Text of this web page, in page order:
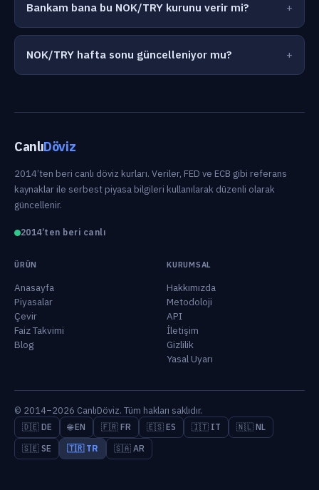
Bankam bana bu NOK/TRY kurunu verir mi?
NOK/TRY hafta sonu güncelleniyor mu?
CanlıDöviz
2014’ten beri canlı döviz kurları. Veriler, FED ve ECB gibi referans
kaynaklar ile serbest piyasa bilgileri kullanılarak düzenli olarak
güncellenir.
2014’ten beri canlı
ÜRÜN
Anasayfa
Piyasalar
Çevir
Faiz Takvimi
Blog
KURUMSAL
Hakkımızda
Metodoloji
API
İletişim
Gizlilik
Yasal Uyarı
© 2014–2026 CanlıDöviz. Tüm hakları saklıdır.
🇩🇪 DE 🌐 EN 🇫🇷 FR 🇪🇸 ES 🇮🇹 IT
🇳🇱 NL
🇸🇪 SE
🇹🇷 TR 🇸🇦 AR